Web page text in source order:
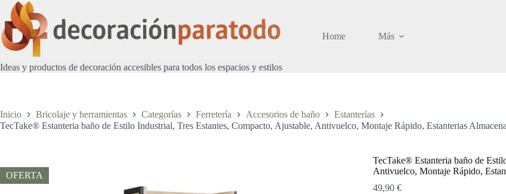
Saltar
contenido
Ideas y productos de decoración accesibles para todos los espacios y estilos
Home Más
Inicio Bricolaje y herramientas Categorías Ferretería Accesorios de baño
Estanterías
TecTake® Estanteria baño de Estilo Industrial, Tres Estantes, Compacto, Ajustable, Antivuelco, Montaje Rápido, Estanterias
OFERTA
TecTake® Estanteria baño de
Antivuelco, Montaje Rápido,
49,90 €